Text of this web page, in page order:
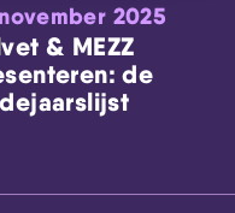
2025
& MEZZ
de